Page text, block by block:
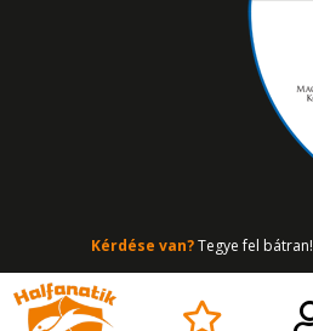
Kérdése van?Tegye fel bátran!